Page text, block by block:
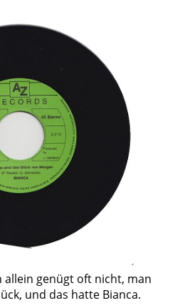
allein genügt oft nicht, man
und das hatte Bianca.